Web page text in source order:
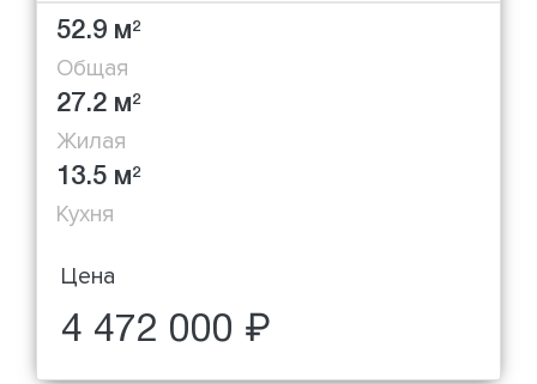
52.9 м2
Общая
27.2 м2
Жилая
13.5 м2
Кухня
Цена
4 472 000 ₽